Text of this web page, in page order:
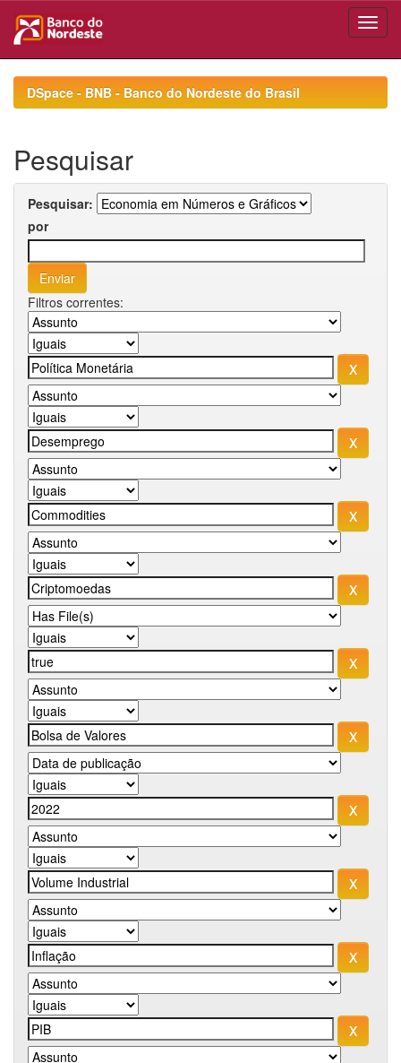
navigationDSpace - BNB - Banco do Nordeste do Brasil
Pesquisar
Pesquisar:
por
Filtros correntes: